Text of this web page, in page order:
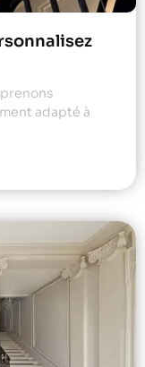
adapté à